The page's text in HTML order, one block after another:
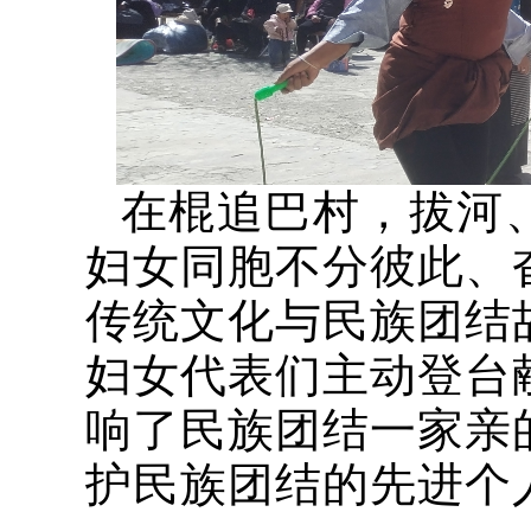
在棍追巴村，拔河
妇女同胞不分彼此
传统文化与民族团
妇女代表们主动登
响了民族团结一家
护民族团结的先进